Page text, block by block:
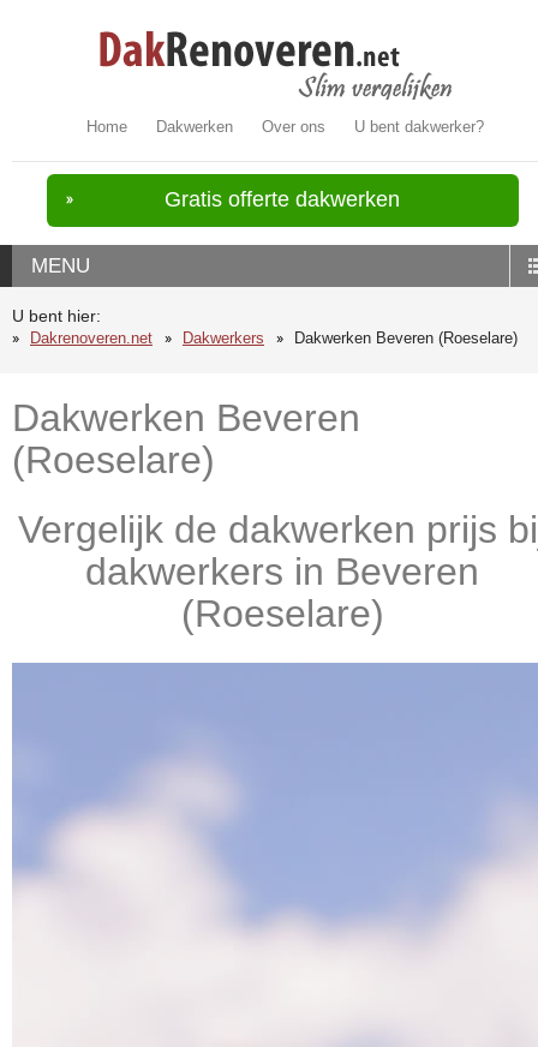
Home Dakwerken Over ons U bent dakwerker?
Gratis offerte dakwerken
MENU
U bent hier:
Dakrenoveren.net
Dakwerkers Dakwerken Beveren (Roeselare)
Dakwerken Beveren
(Roeselare)
Vergelijk de dakwerken prijs
dakwerkers in Beveren
(Roeselare)